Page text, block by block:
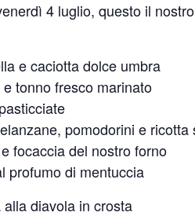
4 luglio, questo il
e caciotta dolce umbra
tonno fresco marinato
pomodorini e ricotta
focaccia del nostro forno
profumo di mentuccia
diavola in crosta